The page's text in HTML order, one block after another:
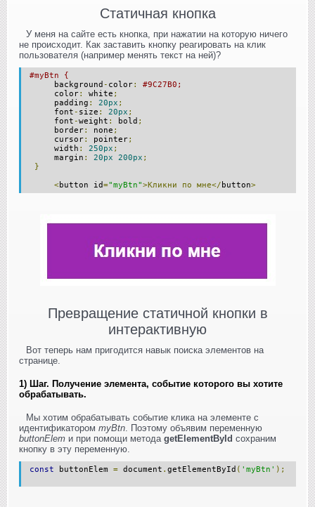
Статичная кнопка
У меня на сайте есть кнопка, при нажатии на которую ничего
не происходит. Как заставить кнопку реагировать на клик
пользователя (например менять текст на ней)?
#myBtn {
background - color:
#9C27B0;
color: white ;
padding : 20px ;
font - size : 20px ;
font -weight : bold ;
border: none ;
cursor: pointer;
width : 250px ;
margin : 20px 200px ;
}
<button id="myBtn">Кликни по мне</ button>
Превращение статичной кнопки в
интерактивную
Вот теперь нам пригодится навык поиска элементов на
странице.
1) Шаг. Получение элемента, событие которого вы хотите
обрабатывать.
Мы хотим обрабатывать событие клика на элементе с
идентификатором myBtn. Поэтому объявим переменную
buttonElem и при помощи метода getElementById сохраним
кнопку в эту переменную.
const buttonElem = document . getElementById ( 'myBtn' );